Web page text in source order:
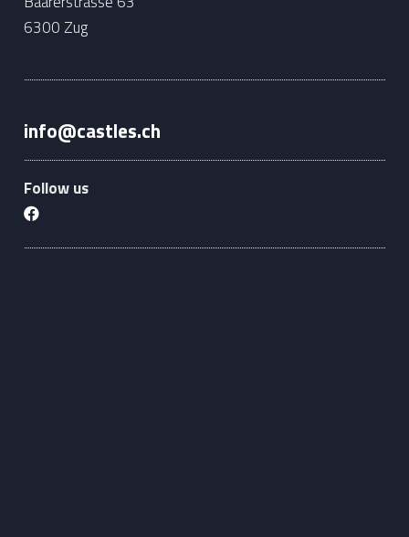
6300 Zug
info@castles.ch
Follow us